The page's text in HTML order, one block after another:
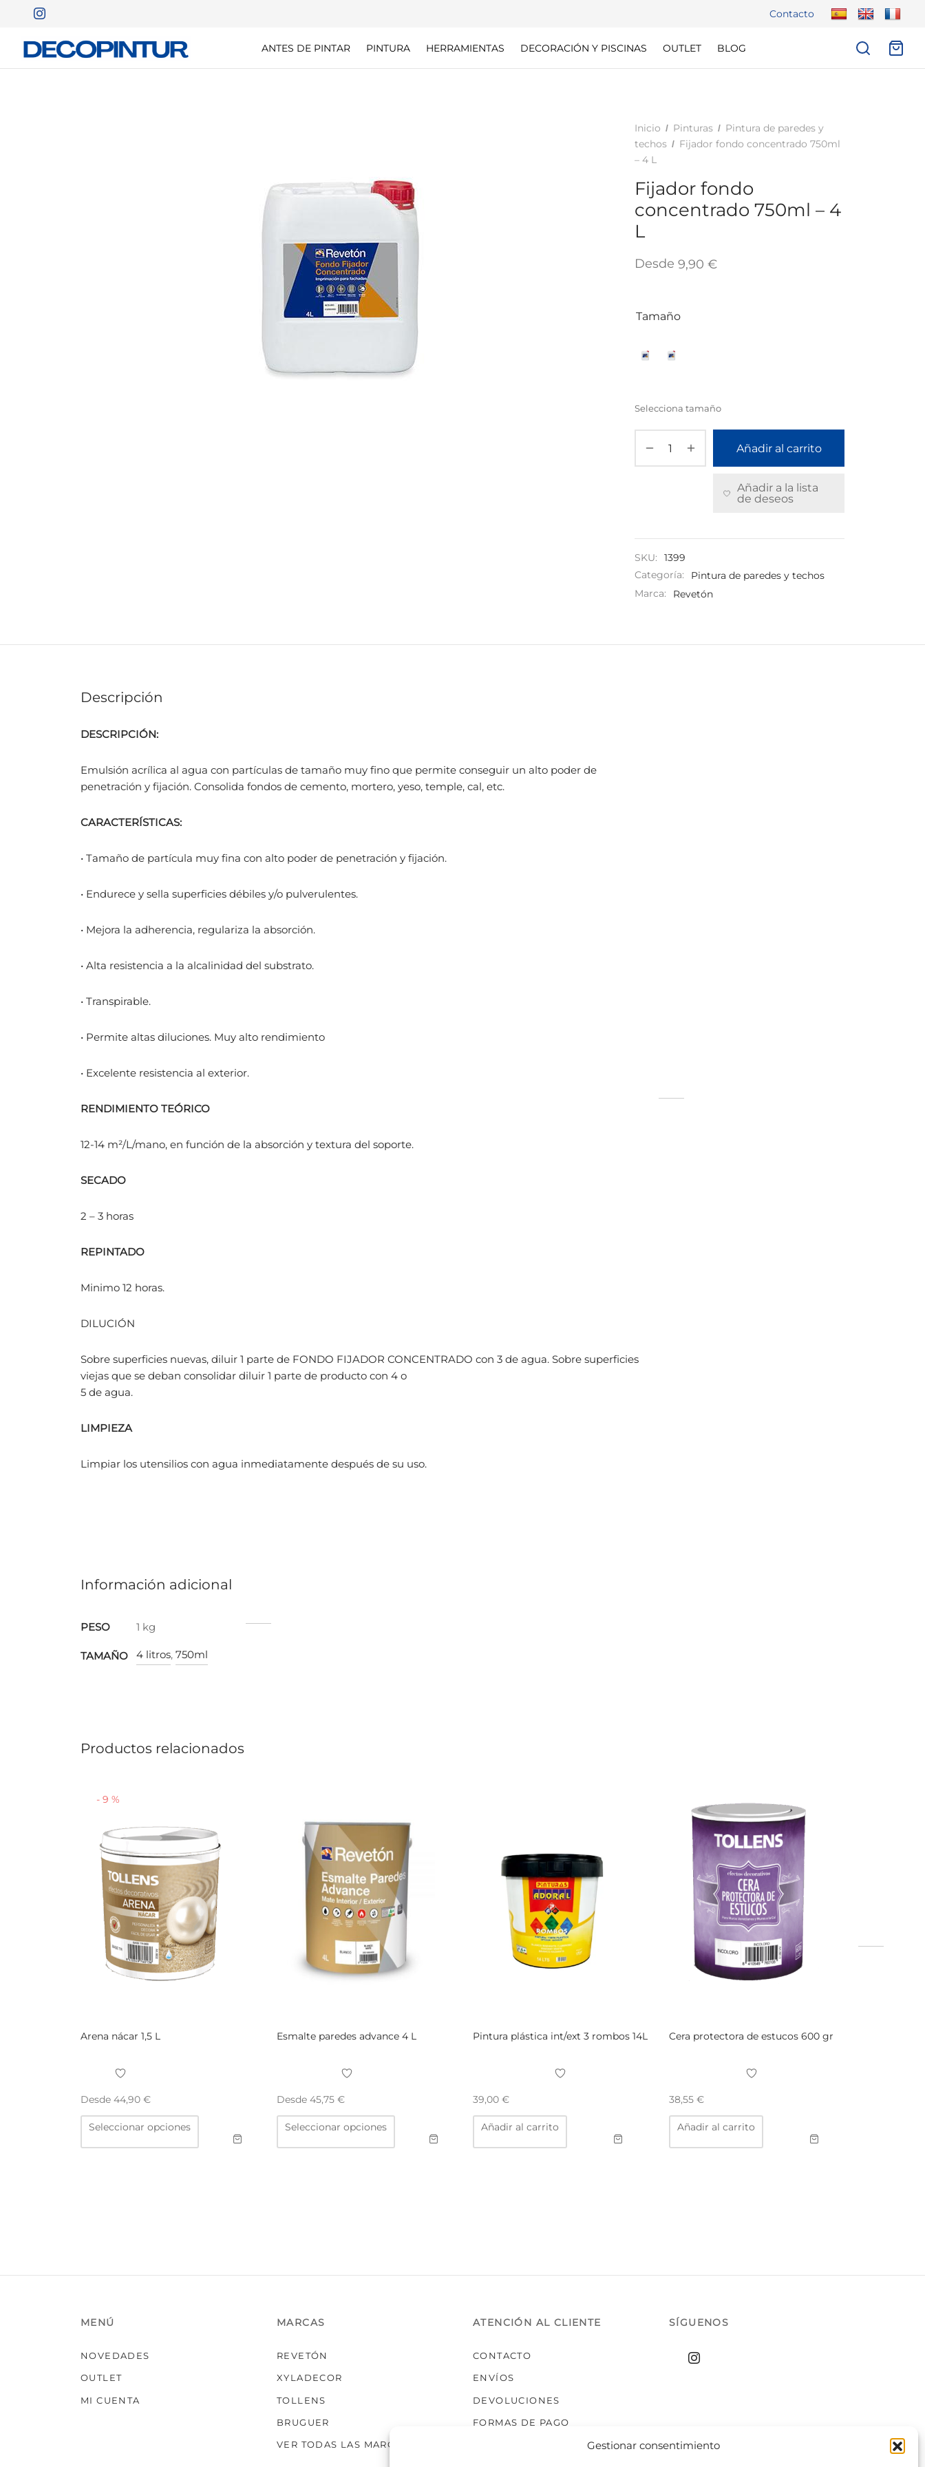
Gestionar consentimiento
Contacto
ANTES DE PINTAR PINTURA HERRAMIENTAS DECORACIÓN Y PISCINAS OUTLET BLOG
Inicio / Pinturas / Pintura de paredes y
techos / Fijador fondo concentrado 750ml
– 4 L
Fijador fondo
concentrado 750ml – 4
L
Desde 9,90 €
Tamaño
Selecciona tamaño
Añadir al carrito
Añadir a la lista
de deseos
SKU:
1399
Categoría:
Pintura de paredes y techos
Marca:
Revetón
Descripción
DESCRIPCIÓN:
Emulsión acrílica al agua con partículas de tamaño muy fino que permite conseguir un alto poder de
penetración y fijación. Consolida fondos de cemento, mortero, yeso, temple, cal, etc.
CARACTERÍSTICAS:
• Tamaño de partícula muy fina con alto poder de penetración y fijación.
• Endurece y sella superficies débiles y/o pulverulentes.
• Mejora la adherencia, regulariza la absorción.
• Alta resistencia a la alcalinidad del substrato.
• Transpirable.
• Permite altas diluciones. Muy alto rendimiento
• Excelente resistencia al exterior.
RENDIMIENTO TEÓRICO
12-14 m²/L/mano, en función de la absorción y textura del soporte.
SECADO
2 – 3 horas
REPINTADO
Minimo 12 horas.
DILUCIÓN
Sobre superficies nuevas, diluir 1 parte de FONDO FIJADOR CONCENTRADO con 3 de agua. Sobre superficies
viejas que se deban consolidar diluir 1 parte de producto con 4 o
5 de agua.
LIMPIEZA
Limpiar los utensilios con agua inmediatamente después de su uso.
Información adicional
PESO 1 kg
TAMAÑO 4 litros, 750ml
Productos relacionados
- 9 %
Arena nácar 1,5 L
Desde 44,90 €
Seleccionar opciones
Este
múltiples
Esmalte paredes advance 4 L
Desde 45,75 €
Seleccionar opciones
Este
múltiples
Pintura plástica int/ext 3 rombos 14L
39,00 €
Añadir al carrito
Cera protectora de estucos 600 gr
38,55 €
Añadir al carrito
MENÚ
NOVEDADES
OUTLET
MI CUENTA
MARCAS
REVETÓN
XYLADECOR
TOLLENS
BRUGUER
VER TODAS LAS MARCAS
ATENCIÓN AL CLIENTE
CONTACTO
ENVÍOS
DEVOLUCIONES
FORMAS DE PAGO
SÍGUENOS